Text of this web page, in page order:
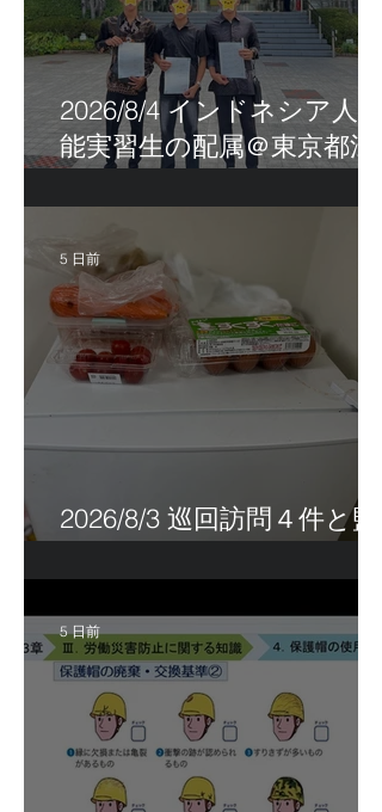
2026/8/4 インドネシア人技
能実習生の配属＠東京都江
2026/8/3 巡回訪問４件と監
5 日前
5 日前